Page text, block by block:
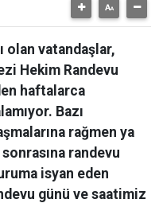
olan vatandaşlar,
Hekim Randevu
haftalarca
Bazı
rağmen ya
randevu
isyan eden
günü ve saatimiz